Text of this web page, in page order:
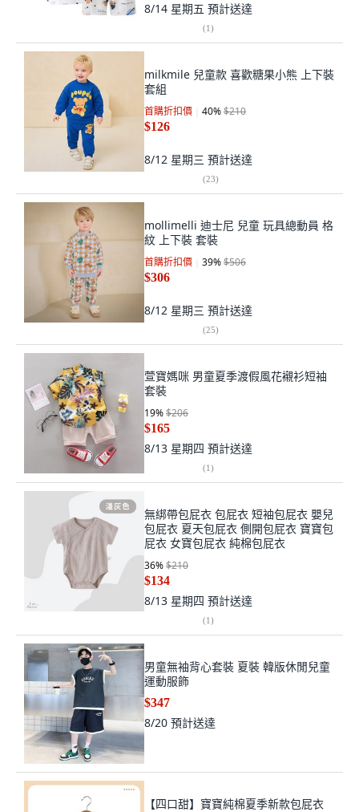
8/14 星期五 預計送達
(1)
milkmile 兒童款 喜歡糖果小熊 上下裝
套組
首購折扣價 40%$210
$126
8/12 星期三 預計送達
(23)
mollimelli 迪士尼 兒童 玩具總動員 格
紋 上下裝 套裝
首購折扣價 39%$506
$306
8/12 星期三 預計送達
(25)
萱寶媽咪 男童夏季渡假風花襯衫短袖
套裝
19%$206
$165
8/13 星期四 預計送達
(1)
無綁帶包屁衣 包屁衣 短袖包屁衣 嬰兒
包屁衣 夏天包屁衣 側開包屁衣 寶寶包
屁衣 女寶包屁衣 純棉包屁衣
36%$210
$134
8/13 星期四 預計送達
(1)
男童無袖背心套裝 夏裝 韓版休閒兒童
運動服飾
$347
8/20 預計送達
【四口甜】寶寶純棉夏季新款包屁衣